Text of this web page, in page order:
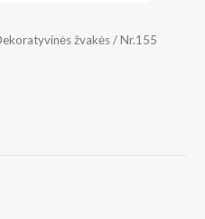
žvakės/ Nr.155